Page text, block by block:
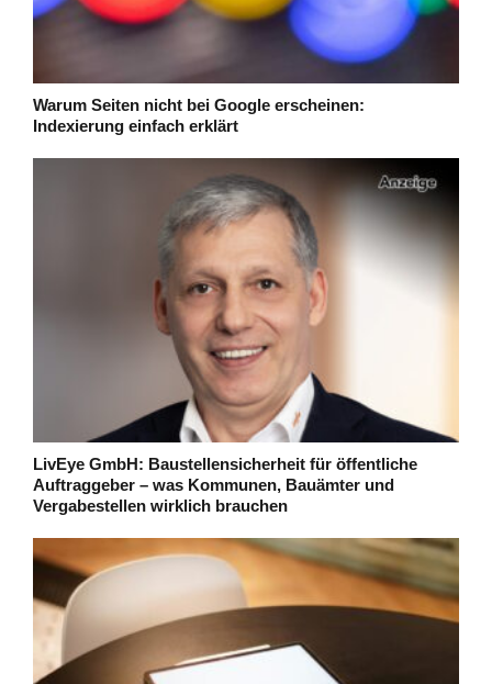
Warum Seiten nicht bei Google erscheinen:
Indexierung einfach erklärt
LivEye GmbH: Baustellensicherheit für öffentliche
Auftraggeber – was Kommunen, Bauämter und
Vergabestellen wirklich brauchen